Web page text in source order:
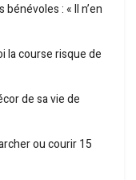
: « Il n’en
la course risque de
de sa vie de
ou courir 15